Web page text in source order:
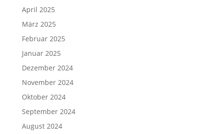
April 2025
März 2025
Februar 2025
Januar 2025
Dezember 2024
November 2024
Oktober 2024
September 2024
August 2024